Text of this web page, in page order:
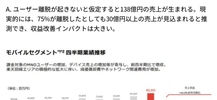
A. ユーザー離脱が起きないと仮定すると138億円の売上が生まれる。現
実的には、75%が離脱したとしても30億円以上の売上が見込まれると推
測でき、収益改善インパクトは大きい。